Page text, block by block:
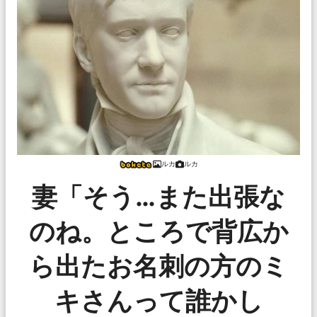
ルカ ルカ
妻「そう…また出張な
のね。ところで背広か
ら出たお名刺の方のミ
キさんって誰かし